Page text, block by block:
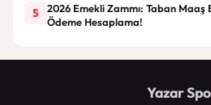
5
2026 Emekli Zammı: Taban Maaş
Ödeme Hesaplama!
Yazar